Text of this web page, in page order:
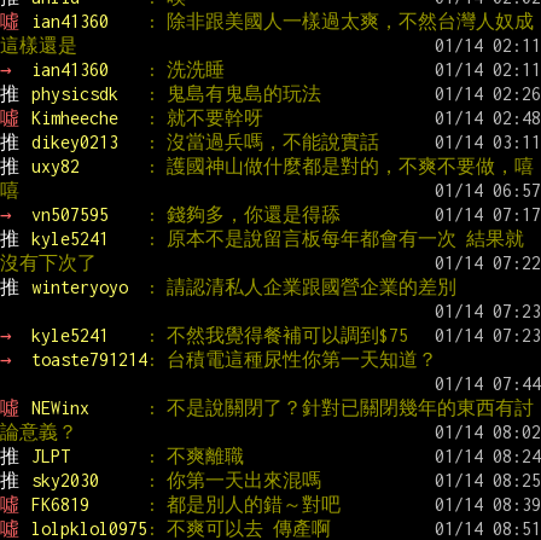
噓
ian41360
: 除非跟美國人一樣過太爽，不然台灣人奴成
這樣還是
→
ian41360
: 洗洗睡
推
physicsdk
: 鬼島有鬼島的玩法
噓
Kimheeche
: 就不要幹呀
推
dikey0213
: 沒當過兵嗎，不能說實話
推
uxy82
: 護國神山做什麼都是對的，不爽不要做，嘻
嘻
→
vn507595
: 錢夠多，你還是得舔
推
kyle5241
: 原本不是說留言板每年都會有一次 結果就
沒有下次了
推
winteryoyo : 請認清私人企業跟國營企業的差別
→ kyle5241
: 不然我覺得餐補可以調到$75
→
toaste791214: 台積電這種尿性你第一天知道？
噓 NEWinx
: 不是說關閉了？針對已關閉幾年的東西有討
論意義？
推
JLPT
: 不爽離職
推
sky2030
: 你第一天出來混嗎
噓
FK6819
: 都是別人的錯～對吧
噓
lolpklol0975 : 不爽可以去 傳產啊